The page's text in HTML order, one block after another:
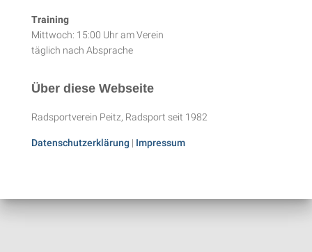
Training
Mittwoch: 15:00 Uhr am Verein
täglich nach Absprache
Über diese Webseite
Radsportverein Peitz, Radsport seit 1982
Datenschutzerklärung | Impressum